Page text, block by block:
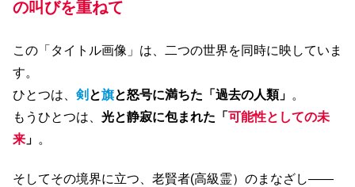
の叫びを重ねて
この「タイトル画像」は、二つの世界を同時に映していま
す。
ひとつは、 剣 と旗と怒号に満ちた「過去の人類」 。
もうひとつは、 光と静寂に包まれた「 可能性としての未
来 」 。
そしてその境界に立つ、老賢者(高級霊）のまなざし――